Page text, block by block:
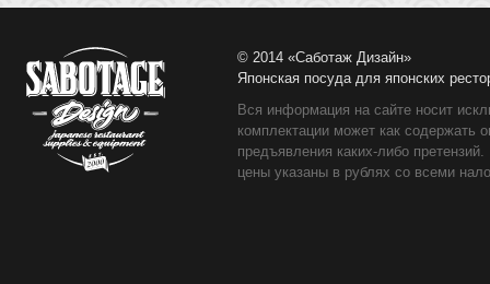
© 2014 «Саботаж Дизайн»
Японская посуда для японских
Вся информация на сайте носит
комплектации может как содержать
предъявления каких-либо
цены указаны в рублях со всеми